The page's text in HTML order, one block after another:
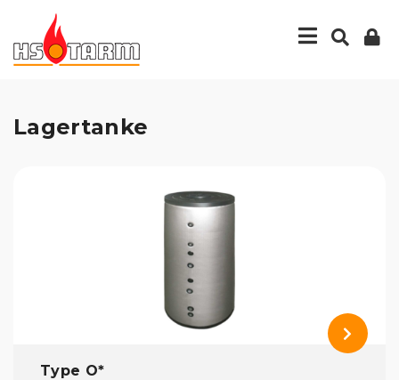
Lagertanke
Type O*